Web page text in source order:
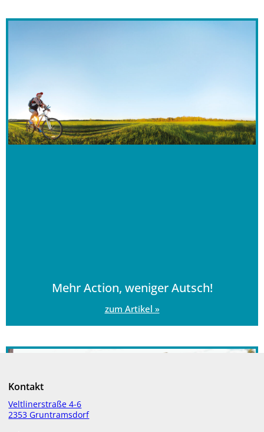
Mehr Action, weniger Autsch!
zum Artikel »
Kontakt
Veltlinerstraße 4-6
2353 Gruntramsdorf